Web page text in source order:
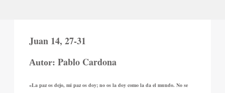
Juan 14, 27-31
Autor:Pablo Cardona
«La paz os dejo, mi paz os doy; no os la doy como la da el mundo. No se